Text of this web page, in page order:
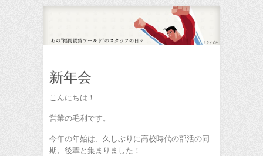
新年会
こんにちは！
営業の毛利です。
今年の年始は、久しぶりに高校時代の部活の同
期、後輩と集まりました！